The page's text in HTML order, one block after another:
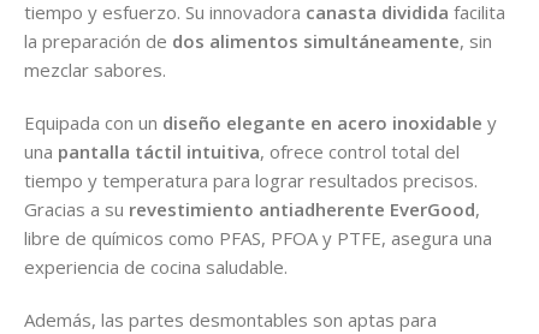
tiempo y esfuerzo. Su innovadora canasta dividida facilita
la preparación de dos alimentos simultáneamente, sin
mezclar sabores.
Equipada con un diseño elegante en acero inoxidable y
una pantalla táctil intuitiva, ofrece control total del
tiempo y temperatura para lograr resultados precisos.
Gracias a su revestimiento antiadherente EverGood,
libre de químicos como PFAS, PFOA y PTFE, asegura una
experiencia de cocina saludable.
Además, las partes desmontables son aptas para